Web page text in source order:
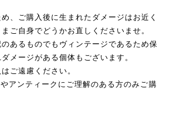
、ご購入後に生まれたダメージはお近く
ご自身でどうかお直しくださいませ。
あるものでもヴィンテージであるため保
メージがある個体もございます。
ご遠慮ください。
アンティークにご理解のある方のみご購